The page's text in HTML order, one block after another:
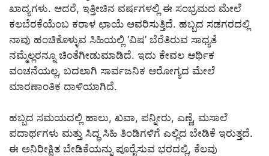
ಖಾದ್ಯಗಳು. ಆದರೆ, ಇತ್ತೀಚಿನ ವರ್ಷಗಳಲ್ಲಿ ಈ ಸಂಭ್ರಮದ ಮೇಲೆ
ಕಲಬೆರಕೆಯೆಂಬ ಕರಾಳ ಛಾಯೆ ಆವರಿಸುತ್ತಿದೆ. ಹಬ್ಬದ ಸಡಗರದಲ್ಲಿ
ನಾವು ಹಂಚಿಕೊಳ್ಳುವ ಸಿಹಿಯಲ್ಲಿ ‘ವಿಷ’ ಬೆರೆತಿರುವ ಸಾಧ್ಯತೆ
ನಮ್ಮೆಲ್ಲರನ್ನೂ ಚಿಂತೆಗೀಡುಮಾಡಿದೆ. ಇದು ಕೇವಲ ಆರ್ಥಿಕ
ವಂಚನೆಯಲ್ಲ, ಬದಲಾಗಿ ಸಾರ್ವಜನಿಕ ಆರೋಗ್ಯದ ಮೇಲೆ
ಮಾರಣಾಂತಿಕ ದಾಳಿಯಾಗಿದೆ.
ಹಬ್ಬದ ಸಮಯದಲ್ಲಿ ಹಾಲು, ಖವಾ, ಪನ್ನೀರು, ಎಣ್ಣೆ, ಮಸಾಲೆ
ಪದಾರ್ಥಗಳು ಮತ್ತು ಸಿದ್ಧ ಸಿಹಿ ತಿಂಡಿಗಳಿಗೆ ಎಲ್ಲಿದ ಬೇಡಿಕೆ ಇರುತ್ತದೆ.
ಈ ಅನಿರೀಕ್ಷಿತ ಬೇಡಿಕೆಯನ್ನು ಪೂರೈಸುವ ಭರದಲ್ಲಿ, ಕೆಲವು